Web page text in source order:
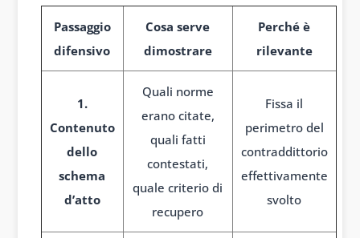
Passaggio
difensivo
Cosa serve
dimostrare
Perché è
rilevante
1.
Contenuto
dello
schema
d’atto
Quali norme
erano citate,
quali fatti
contestati,
quale criterio di
recupero
Fissa il
perimetro del
contraddittorio
effettivamente
svolto